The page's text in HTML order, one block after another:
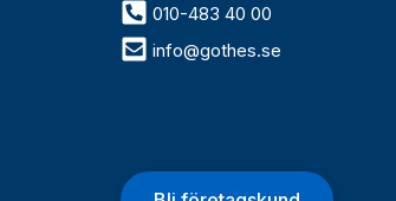
010-483 40 00
info@gothes.se